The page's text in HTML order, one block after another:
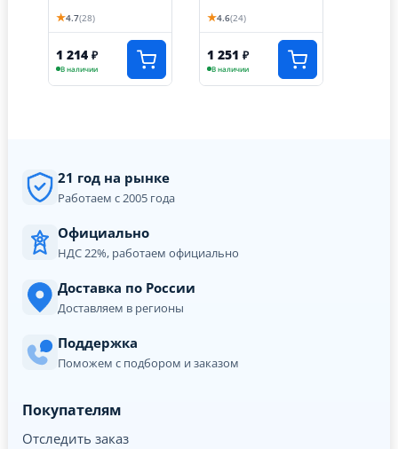
глазками
★4.7(28)
1 214 ₽
В наличии
0)
★4.6(24)
1 251 ₽
В наличии
21 год на рынке
Работаем с 2005 года
Официально
НДС 22%, работаем официально
Доставка по России
Доставляем в регионы
Поддержка
Поможем с подбором и заказом
Покупателям
Отследить заказ